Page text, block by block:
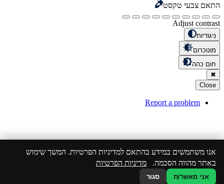
התאם צבעי טקסט
Adjust contrast
ניגודיות
מונוכרום
חום כהה
✖
Close
Report a problem
אנו משתמשים במידע בהתאם למדיניות הפרטיות. המשך שימוש
באתר מהווה הסכמה. מדיניות הפרטיות
אני מאשר/ת סגור